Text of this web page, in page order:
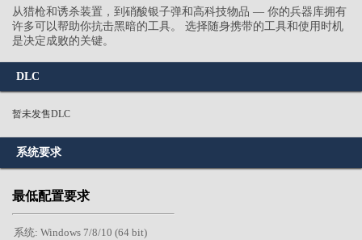
从猎枪和诱杀装置，到硝酸银子弹和高科技物品 — 你的兵器库拥有
许多可以帮助你抗击黑暗的工具。 选择随身携带的工具和使用时机
是决定成败的关键。
DLC
暂未发售DLC
系统要求
最低配置要求
系统: Windows 7/8/10 (64 bit)